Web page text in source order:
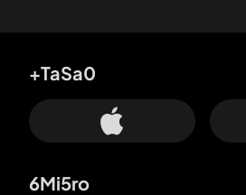
+TaSa0
6Mi5ro